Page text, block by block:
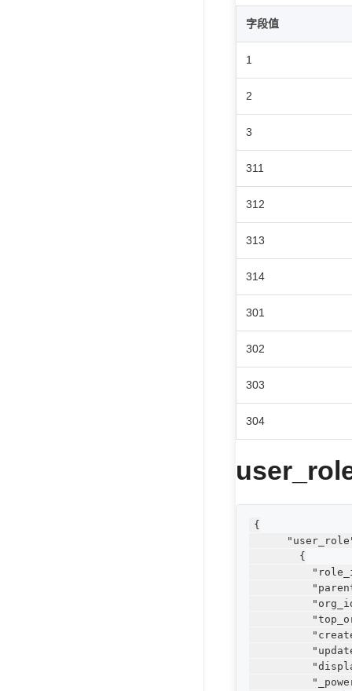
字段值
1
2
3
311
312
313
314
301
302
303
304
{
        {